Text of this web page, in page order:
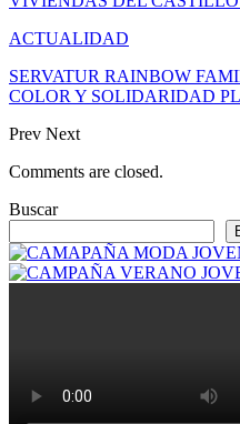
ACTUALIDAD
SERVATUR RAINBOW
COLOR Y SOLIDARIDAD
Prev Next
Comments are closed.
Buscar